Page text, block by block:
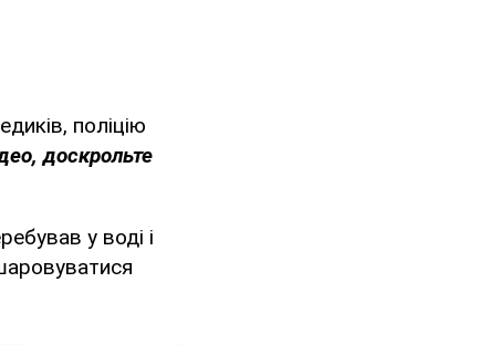
поліцію
доскрольте
у воді і